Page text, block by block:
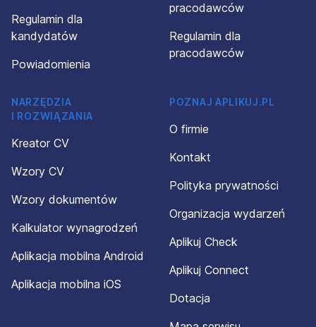
Regulamin dla
kandydatów
Powiadomienia
pracodawców
Regulamin dla
pracodawców
NARZĘDZIA
I ROZWIĄZANIA
Kreator CV
Wzory CV
Wzory dokumentów
Kalkulator wynagrodzeń
Aplikacja mobilna Android
Aplikacja mobilna iOS
POZNAJ APLIKUJ.PL
O firmie
Kontakt
Polityka prywatności
Organizacja wydarzeń
Aplikuj Check
Aplikuj Connect
Dotacja